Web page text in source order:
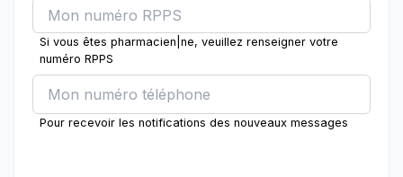
Si vous êtes pharmacien|ne, veuillez renseigner votre
numéro RPPS
Pour recevoir les notifications des nouveaux messages